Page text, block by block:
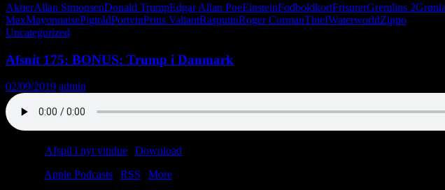
AktierAllan SimonsenDonald TrumpEdgar Allan PoeEinsteinFodboldkortFrisurerGremlins 2
MaxMayonnaisePigtrådPortvinPrins ValiantRasputinRoger CormanThiefWaterworldZippo
Uncategorized
Afsnit 175: BONUS: Trump i Danmark
02/09/2019 admin
Afspil i nyt vindue Download
Apple Podcasts RSS
More